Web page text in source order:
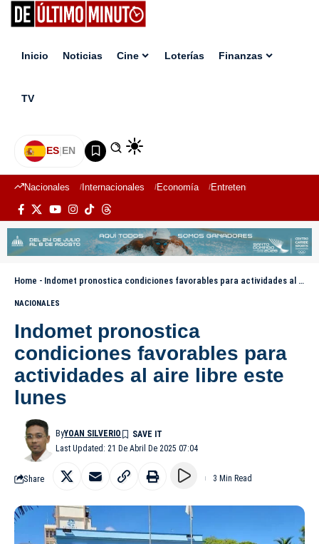
Inicio Noticias Cine Loterías Finanzas
TV
ES|EN
Nacionales Internacionales Economía Entretenimiento
Home - Indomet pronostica condiciones favorables para actividades al aire libre este lunes
NACIONALES
Indomet pronostica
condiciones favorables para
actividades al aire libre este
lunes
Last Updated: 21 De Abril De 2025 07:04
ByYOAN SILVERIO
Share 3 Min Read